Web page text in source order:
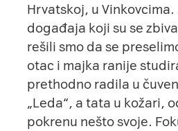
Hrvatskoj, u
događaja koji su se
rešili smo da se
otac i majka ranije
prethodno radila u
„Leda“, a tata u kožari,
pokrenu nešto svoje.